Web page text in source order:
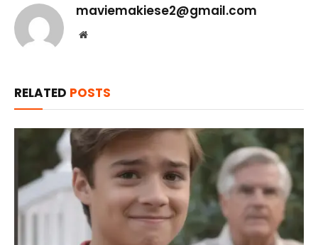
maviemakiese2@gmail.com
Website
RELATED POSTS